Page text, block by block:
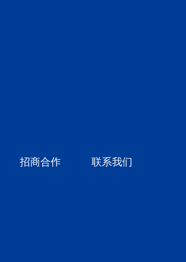
招商合作 联系我们